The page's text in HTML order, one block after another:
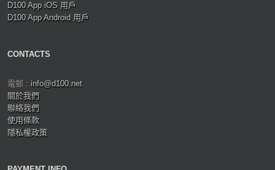
D100 App iOS 用戶
D100 App Android 用戶
CONTACTS
電郵 : info@d100.net
關於我們
聯絡我們
使用條款
隱私權政策